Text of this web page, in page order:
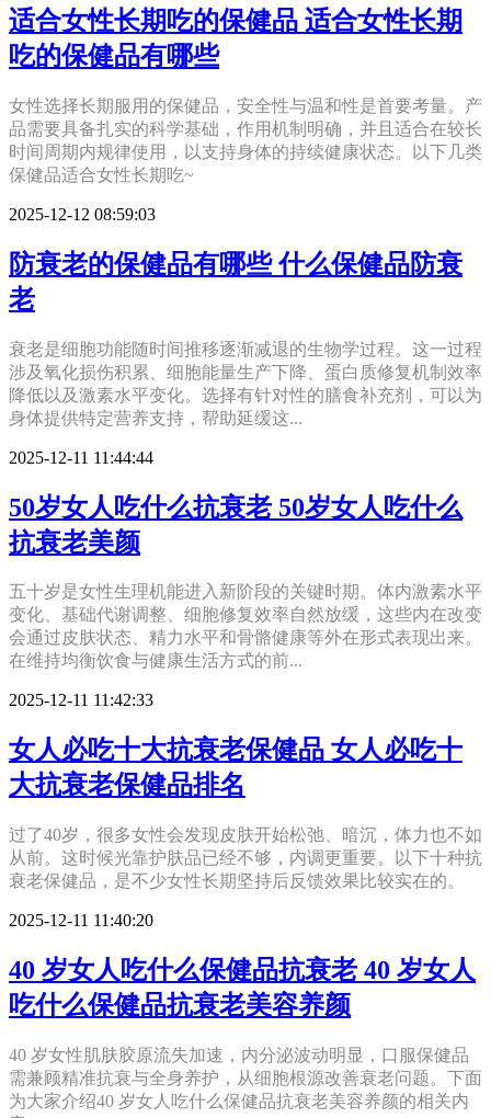
适合女性长期吃的保健品 适合女性长期
吃的保健品有哪些
女性选择长期服用的保健品，安全性与温和性是首要考量。产
品需要具备扎实的科学基础，作用机制明确，并且适合在较长
时间周期内规律使用，以支持身体的持续健康状态。以下几类
保健品适合女性长期吃~
2025-12-12 08:59:03
防衰老的保健品有哪些 什么保健品防衰
老
衰老是细胞功能随时间推移逐渐减退的生物学过程。这一过程
涉及氧化损伤积累、细胞能量生产下降、蛋白质修复机制效率
降低以及激素水平变化。选择有针对性的膳食补充剂，可以为
身体提供特定营养支持，帮助延缓这...
2025-12-11 11:44:44
50岁女人吃什么抗衰老 50岁女人吃什么
抗衰老美颜
五十岁是女性生理机能进入新阶段的关键时期。体内激素水平
变化、基础代谢调整、细胞修复效率自然放缓，这些内在改变
会通过皮肤状态、精力水平和骨骼健康等外在形式表现出来。
在维持均衡饮食与健康生活方式的前...
2025-12-11 11:42:33
女人必吃十大抗衰老保健品 女人必吃十
大抗衰老保健品排名
过了40岁，很多女性会发现皮肤开始松弛、暗沉，体力也不如
从前。这时候光靠护肤品已经不够，内调更重要。以下十种抗
衰老保健品，是不少女性长期坚持后反馈效果比较实在的。
2025-12-11 11:40:20
40 岁女人吃什么保健品抗衰老 40 岁女人
吃什么保健品抗衰老美容养颜
40 岁女性肌肤胶原流失加速，内分泌波动明显，口服保健品
需兼顾精准抗衰与全身养护，从细胞根源改善衰老问题。下面
为大家介绍40 岁女人吃什么保健品抗衰老美容养颜的相关内